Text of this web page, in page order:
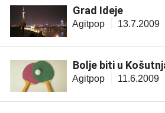
Grad Ideje
Agitpop 13.7.2009
Bolje biti u
Agitpop 11.6.2009